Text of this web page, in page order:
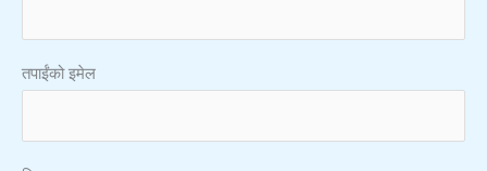
तपाईंको इमेल